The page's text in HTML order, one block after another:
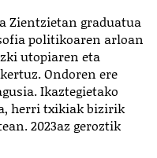
Zientzietan graduatua
politikoaren arloan
utopiaren eta
Ondoren ere
Ikaztegietako
herri txikiak bizirik
2023az geroztik